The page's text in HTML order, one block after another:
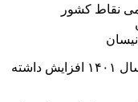
نقاط کشور
آیا نرخ حمل بار و کرایه وانت و نیسان در سال ۱۴۰۱ افزایش داشته